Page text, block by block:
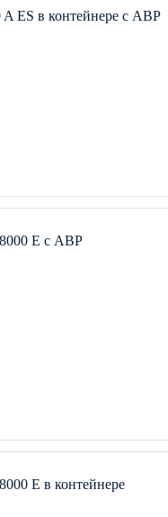
A ES в контейнере с АВР
E с АВР
E в контейнере